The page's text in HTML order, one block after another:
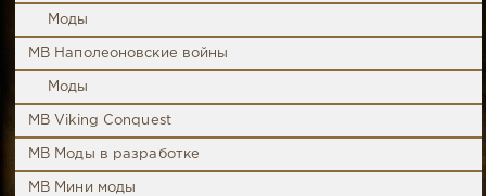
Моды
MB Наполеоновские войны
Моды
MB Viking Conquest
MB Моды в разработке
MB Мини моды